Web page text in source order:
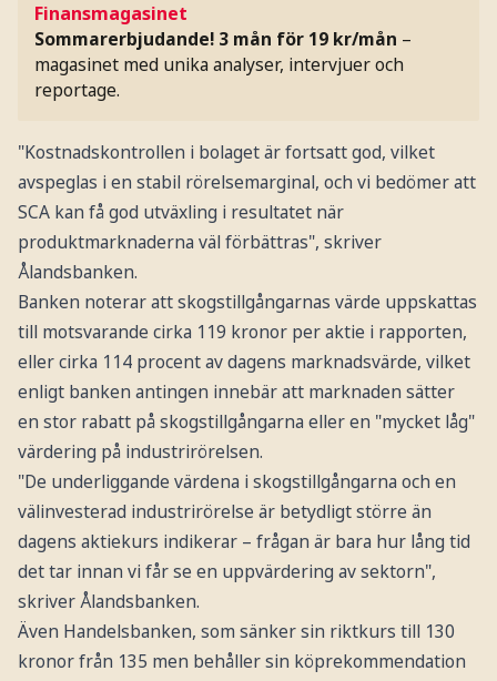
Finansmagasinet
Sommarerbjudande! 3 mån för 19 kr/mån –
magasinet med unika analyser, intervjuer och
reportage.
"Kostnadskontrollen i bolaget är fortsatt god, vilket
avspeglas i en stabil rörelsemarginal, och vi bedömer att
SCA kan få god utväxling i resultatet när
produktmarknaderna väl förbättras", skriver
Ålandsbanken.
Banken noterar att skogstillgångarnas värde uppskattas
till motsvarande cirka 119 kronor per aktie i rapporten,
eller cirka 114 procent av dagens marknadsvärde, vilket
enligt banken antingen innebär att marknaden sätter
en stor rabatt på skogstillgångarna eller en "mycket låg"
värdering på industrirörelsen.
"De underliggande värdena i skogstillgångarna och en
välinvesterad industrirörelse är betydligt större än
dagens aktiekurs indikerar – frågan är bara hur lång tid
det tar innan vi får se en uppvärdering av sektorn",
skriver Ålandsbanken.
Även Handelsbanken, som sänker sin riktkurs till 130
kronor från 135 men behåller sin köprekommendation